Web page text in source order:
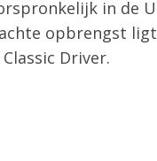
in de
opbrengst
Driver.